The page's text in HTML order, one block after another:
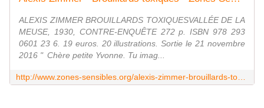
ALEXIS ZIMMER BROUILLARDS TOXIQUESVALLÉE DE LA
MEUSE, 1930, CONTRE-ENQUÊTE 272 p. ISBN 978 293
0601 23 6. 19 euros. 20 illustrations. Sortie le 21 novembre
2016 " Chère petite Yvonne. Tu imag...